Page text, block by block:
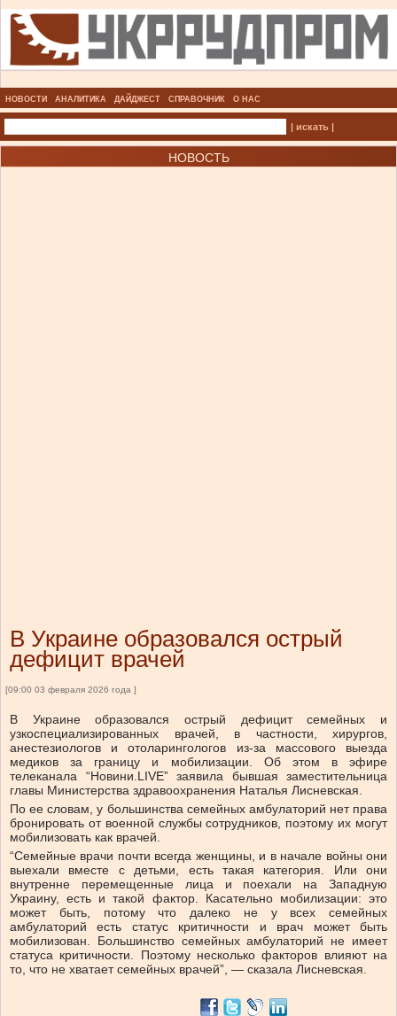
НОВОСТИ АНАЛИТИКА ДАЙДЖЕСТ СПРАВОЧНИК О НАС
| искать |
НОВОСТЬ
В Украине образовался острый
дефицит врачей
[09:00 03 февраля 2026 года ]
В Украине образовался острый дефицит семейных и
узкоспециализированных врачей, в частности, хирургов,
анестезиологов и отоларингологов из-за массового выезда
медиков за границу и мобилизации. Об этом в эфире
телеканала “Новини.LIVE” заявила бывшая заместительница
главы Министерства здравоохранения Наталья Лисневская.
По ее словам, у большинства семейных амбулаторий нет права
бронировать от военной службы сотрудников, поэтому их могут
мобилизовать как врачей.
“Семейные врачи почти всегда женщины, и в начале войны они
выехали вместе с детьми, есть такая категория. Или они
внутренне перемещенные лица и поехали на Западную
Украину, есть и такой фактор. Касательно мобилизации: это
может быть, потому что далеко не у всех семейных
амбулаторий есть статус критичности и врач может быть
мобилизован. Большинство семейных амбулаторий не имеет
статуса критичности. Поэтому несколько факторов влияют на
то, что не хватает семейных врачей”, — сказала Лисневская.